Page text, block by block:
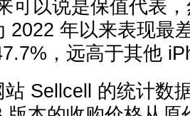
以说是保值代表，
2022 年以来表现最
，远高于其他
Sellcell 的统计数